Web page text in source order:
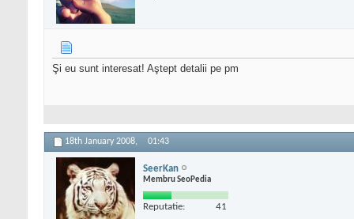
Şi eu sunt interesat! Aştept detalii pe pm
18th January 2008, 01:43
SeerKan
Membru SeoPedia
Reputatie: 41